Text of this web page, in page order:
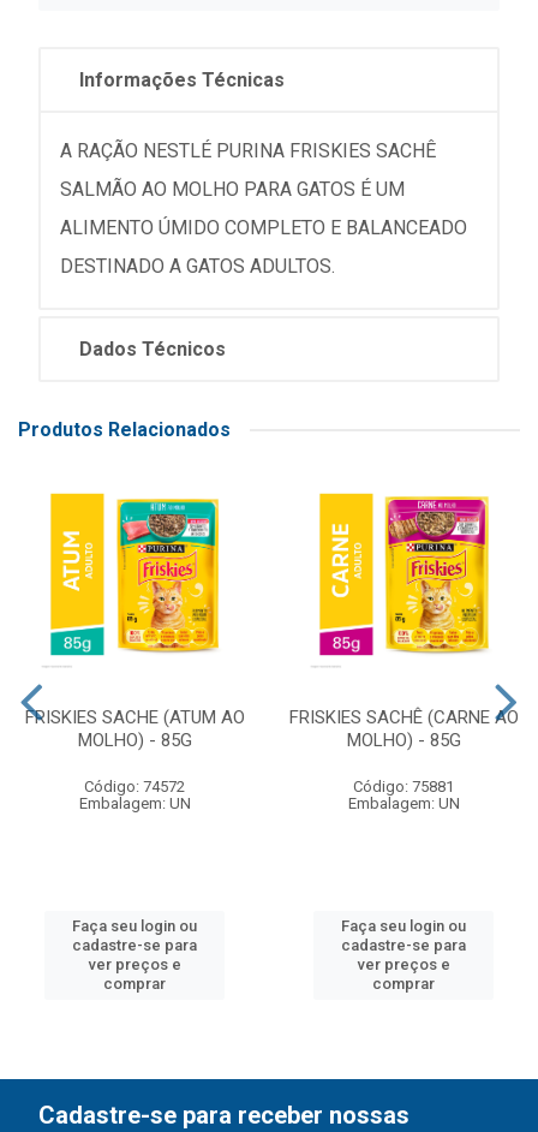
Informações Técnicas
A RAÇÃO NESTLÉ PURINA FRISKIES SACHÊ
SALMÃO AO MOLHO PARA GATOS É UM
ALIMENTO ÚMIDO COMPLETO E BALANCEADO
DESTINADO A GATOS ADULTOS.
Dados Técnicos
Produtos Relacionados
FRISKIES SACHE (ATUM AO
MOLHO) - 85G
Código: 74572
Embalagem: UN
Faça seu login ou
cadastre-se para
ver preços e
comprar
FRISKIES SACHÊ (CARNE AO
MOLHO) - 85G
Código: 75881
Embalagem: UN
Faça seu login ou
cadastre-se para
ver preços e
comprar
Cadastre-se para receber nossas